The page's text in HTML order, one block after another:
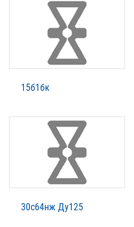
15б1бк
30с64нж Ду125